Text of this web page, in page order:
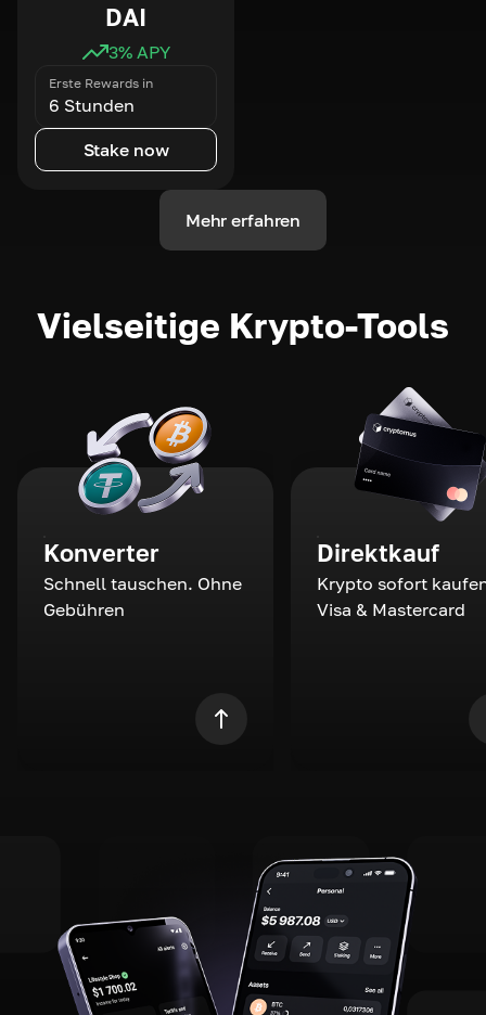
DAI
3% APY
Erste Rewards in
6 Stunden
Stake now
Mehr erfahren
Vielseitige Krypto-Tools
Konverter
Schnell tauschen. Ohne
Gebühren
Direktkauf
Krypto sofort
Visa & Mastercard